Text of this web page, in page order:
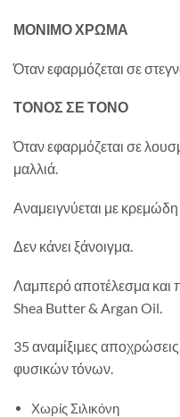
ΜΟΝΙΜΟ ΧΡΩΜΑ
Όταν εφαρμόζεται σε
ΤΟΝΟΣ ΣΕ ΤΟΝΟ
Όταν εφαρμόζεται σε
μαλλιά.
Αναμειγνύεται με
Δεν κάνει ξάνοιγμα.
Λαμπερό αποτέλεσμα και
Shea Butter & Argan Oil.
35 αναμίξιμες
φυσικών τόνων.
Χωρίς Σιλικόνη